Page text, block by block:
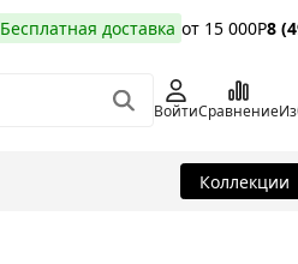
Бесплатная доставка от 15 000Р8
ВойтиСравнение
Коллекции